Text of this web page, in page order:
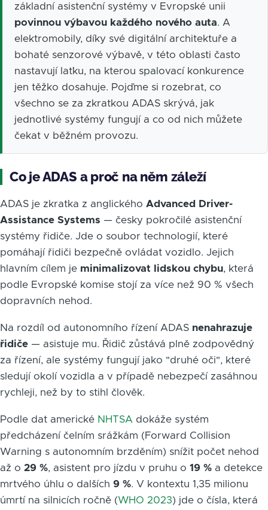
základní asistenční systémy v Evropské unii
povinnou výbavou každého nového auta. A
elektromobily, díky své digitální architektuře a
bohaté senzorové výbavě, v této oblasti často
nastavují laťku, na kterou spalovací konkurence
jen těžko dosahuje. Pojďme si rozebrat, co
všechno se za zkratkou ADAS skrývá, jak
jednotlivé systémy fungují a co od nich můžete
čekat v běžném provozu.
Co je ADAS a proč na něm záleží
ADAS je zkratka z anglického Advanced Driver-
Assistance Systems — česky pokročilé asistenční
systémy řidiče. Jde o soubor technologií, které
pomáhají řidiči bezpečně ovládat vozidlo. Jejich
hlavním cílem je minimalizovat lidskou chybu, která
podle Evropské komise stojí za více než 90 % všech
dopravních nehod.
Na rozdíl od autonomního řízení ADAS nenahrazuje
řidiče — asistuje mu. Řidič zůstává plně zodpovědný
za řízení, ale systémy fungují jako "druhé oči", které
sledují okolí vozidla a v případě nebezpečí zasáhnou
rychleji, než by to stihl člověk.
Podle dat americké NHTSA dokáže systém
předcházení čelním srážkám (Forward Collision
Warning s autonomním brzděním) snížit počet nehod
až o 29 %, asistent pro jízdu v pruhu o 19 % a detekce
mrtvého úhlu o dalších 9 %. V kontextu 1,35 milionu
úmrtí na silnicích ročně (WHO 2023) jde o čísla, která